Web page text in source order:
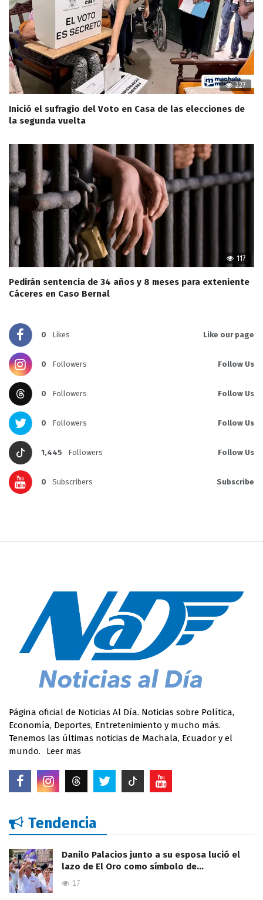
227
Inició el sufragio del Voto en Casa de las elecciones de
la segunda vuelta
117
Pedirán sentencia de 34 años y 8 meses para exteniente
Cáceres en Caso Bernal
0 Likes Like our page
0 Followers Follow Us
0 Followers Follow Us
0 Followers Follow Us
1,445 Followers Follow Us
0 Subscribers Subscribe
Página oficial de Noticias Al Día. Noticias sobre Política,
Economía, Deportes, Entretenimiento y mucho más.
Tenemos las últimas noticias de Machala, Ecuador y el
mundo.
Leer mas
Tendencia
Danilo Palacios junto a su esposa lució el
lazo de El Oro como símbolo de…
17